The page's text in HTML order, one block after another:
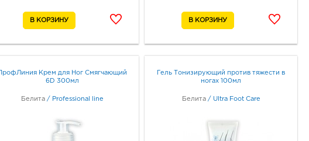
ПрофЛиния Крем для Ног Смягчающий
6D 300мл
Белита / Professional line
Гель Тонизирующий против тяжести в
ногах 100мл
Белита / Ultra Foot Care